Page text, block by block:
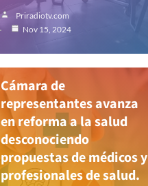
Priradiotv.com
Nov 15, 2024
Colombia
Cámara de
representantes avanza
en reforma a la salud
desconociendo
propuestas de médicos y
profesionales de salud.